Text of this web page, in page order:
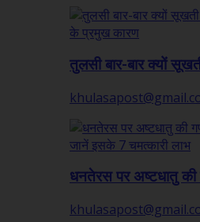
तुलसी बार-बार क्यों
धनतेरस पर अष्टधातु की